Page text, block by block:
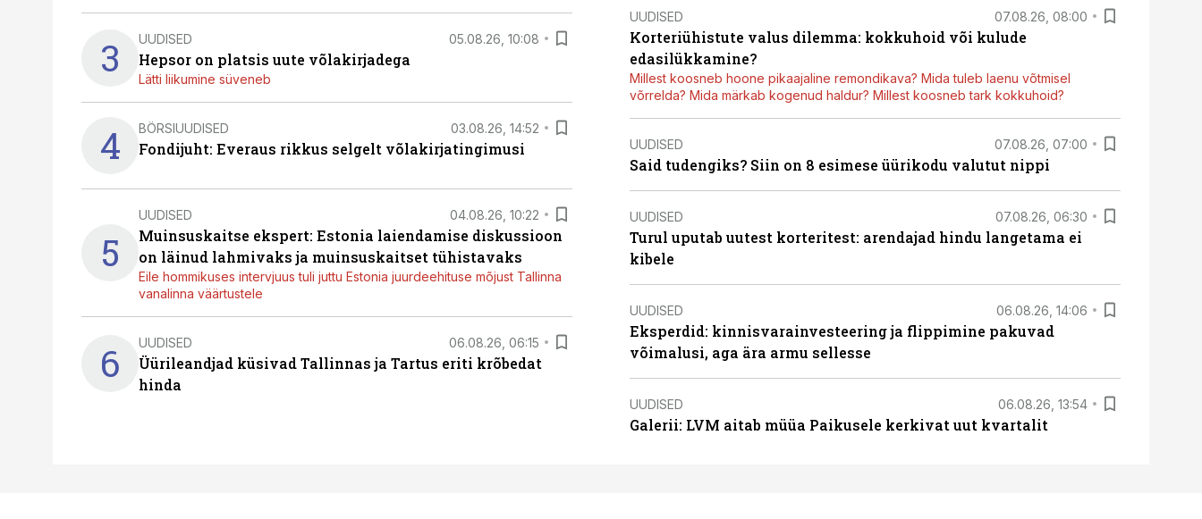
3 UUDISED 05.08.26, 10:08
Hepsor on platsis uute võlakirjadega
Lätti liikumine süveneb
4 BÖRSIUUDISED 03.08.26, 14:52
Fondijuht: Everaus rikkus selgelt võlakirjatingimusi
5
UUDISED 04.08.26, 10:22
Muinsuskaitse ekspert: Estonia laiendamise diskussioon
on läinud lahmivaks ja muinsuskaitset tühistavaks
Eile hommikuses intervjuus tuli juttu Estonia juurdeehituse mõjust Tallinna
vanalinna väärtustele
6 UUDISED 06.08.26, 06:15
Üürileandjad küsivad Tallinnas ja Tartus eriti krõbedat
hinda
UUDISED 07.08.26, 08:00
Korteriühistute valus dilemma: kokkuhoid või kulude
edasilükkamine?
Millest koosneb hoone pikaajaline remondikava? Mida tuleb laenu võtmisel
võrrelda? Mida märkab kogenud haldur? Millest koosneb tark kokkuhoid?
UUDISED 07.08.26, 07:00
Said tudengiks? Siin on 8 esimese üürikodu valutut nippi
UUDISED 07.08.26, 06:30
Turul uputab uutest korteritest: arendajad hindu langetama ei
kibele
UUDISED 06.08.26, 14:06
Eksperdid: kinnisvarainvesteering ja flippimine pakuvad
võimalusi, aga ära armu sellesse
UUDISED 06.08.26, 13:54
Galerii: LVM aitab müüa Paikusele kerkivat uut kvartalit